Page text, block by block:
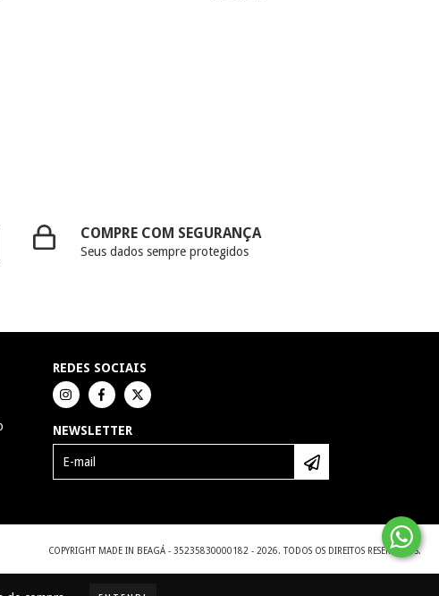
COMPRE COM SEGURANÇA
Seus dados sempre protegidos
REDES SOCIAIS
NEWSLETTER
COPYRIGHT MADE IN BEAGÁ - 35235830000182 - 2026. TODOS OS DIREITOS RESERVADOS.